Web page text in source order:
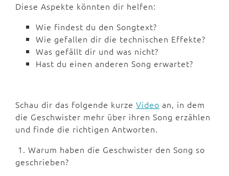
Diese Aspekte könnten dir helfen:
Wie findest du den Songtext?
Wie gefallen dir die technischen Effekte?
Was gefällt dir und was nicht?
Hast du einen anderen Song erwartet?
Schau dir das folgende kurze Video an, in dem
die Geschwister mehr über ihren Song erzählen
und finde die richtigen Antworten.
1. Warum haben die Geschwister den Song so
geschrieben?